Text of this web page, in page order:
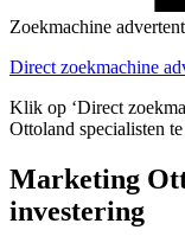
Zoekmachine
Direct zoekmachine
Klik op ‘Direct
Ottoland specialisten
Marketing
investering